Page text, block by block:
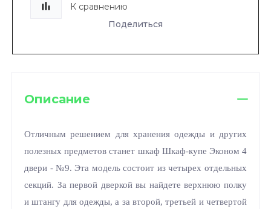
К сравнению
Поделиться
Описание
Отличным решением для хранения одежды и других
полезных предметов станет шкаф Шкаф-купе Эконом 4
двери - №9. Эта модель состоит из четырех отдельных
секций. За первой дверкой вы найдете верхнюю полку
и штангу для одежды, а за второй, третьей и четвертой